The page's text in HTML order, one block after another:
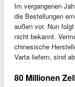
Im vergangenen
die Bestellungen
außen vor. Nun
nicht bekannt.
chinesische
Varta liefern, sind
80 Millionen